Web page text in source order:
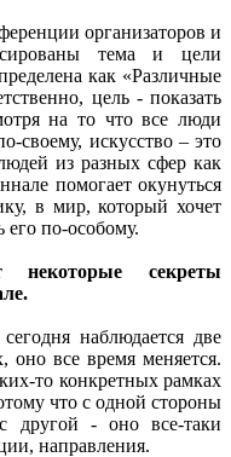
организаторов и
тема и цели
как «Различные
цель - показать
на то что все люди
своему, искусство – это
из разных сфер как
помогает окунуться
в мир, который хочет
его по-особому.
некоторые секреты
наблюдается две
оно все время меняется.
то конкретных рамках
что с одной стороны
другой - оно все-таки
направления.